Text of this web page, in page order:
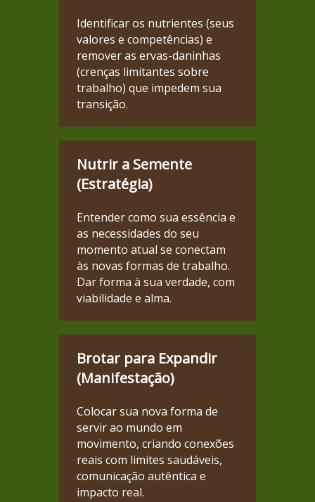
Identificar os nutrientes (seus
valores e competências) e
remover as ervas-daninhas
(crenças limitantes sobre
trabalho) que impedem sua
transição.
Nutrir a Semente
(Estratégia)
Entender como sua essência e
as necessidades do seu
momento atual se conectam
às novas formas de trabalho.
Dar forma à sua verdade, com
viabilidade e alma.
Brotar para Expandir
(Manifestação)
Colocar sua nova forma de
servir ao mundo em
movimento, criando conexões
reais com limites saudáveis,
comunicação autêntica e
impacto real.